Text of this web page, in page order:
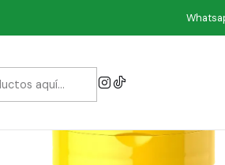
Inicio